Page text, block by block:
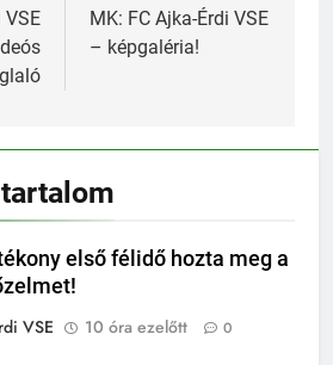
VSE
MK: FC Ajka-Érdi VSE
– képgaléria!
első félidő hozta meg a
VSE
10 óra ezelőtt 0